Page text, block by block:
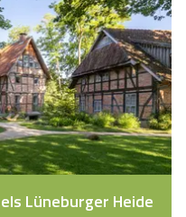
Lüneburger Heide